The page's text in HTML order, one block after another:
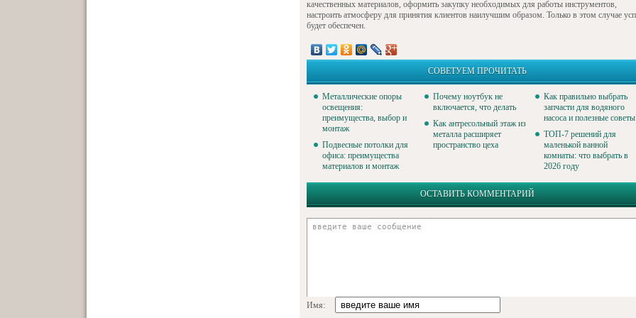
качественных материалов, оформить закупку необходимых для работы инструментов,
настроить атмосферу для принятия клиентов наилучшим образом. Только в этом случае
будет обеспечен.
СОВЕТУЕМ ПРОЧИТАТЬ
Металлические опоры
освещения:
преимущества, выбор и
монтаж
Подвесные потолки для
офиса: преимущества
материалов и монтаж
Почему ноутбук не
включается, что делать
Как антресольный этаж из
металла расширяет
пространство цеха
Как правильно выбрать
запчасти для водяного
насоса и полезные советы
ТОП-7 решений для
маленькой ванной
комнаты: что выбрать в
2026 году
ОСТАВИТЬ КОММЕНТАРИЙ
Имя: